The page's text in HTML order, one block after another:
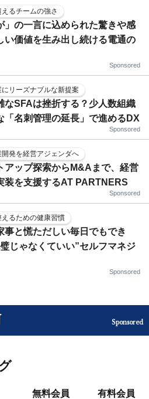
るチームの強さ
」の一言に込められた驚きや感
い価値を生み出し続ける電通の
Sponsored
リーズナブルな新提案
なSFAは挫折する？少人数組織
「名刺管理の延長」で進めるDX
Sponsored
開発を経営アジェンダへ
アップ探索からM&Aまで、経営
装を支援するAT PARTNERS
Sponsored
えるための健康習慣
事と慌ただしい毎日でもでき
じゃなくていい”セルフマネジ
Sponsored
Sponsored
無料会員 有料会員